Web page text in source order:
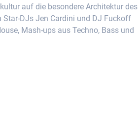
auf die besondere Architektur des
DJs Jen Cardini und DJ Fuckoff
Mash-ups aus Techno, Bass und